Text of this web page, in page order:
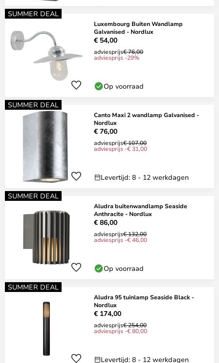
SUMMER DEAL
Luxembourg Buiten Wandlamp
Galvanised - Nordlux
€ 54,00
adviesprijs€ 76,00
adviesprijs -29%
Op voorraad
SUMMER DEAL
Canto Maxi 2 wandlamp Galvanised -
Nordlux
€ 76,00
adviesprijs€ 107,00
adviesprijs -€ 31,00
Levertijd: 8 - 12 werkdagen
SUMMER DEAL
Aludra buitenwandlamp Seaside
Anthracite - Nordlux
€ 86,00
adviesprijs€ 132,00
adviesprijs -€ 46,00
Op voorraad
SUMMER DEAL
Aludra 95 tuinlamp Seaside Black -
Nordlux
€ 174,00
adviesprijs€ 254,00
adviesprijs -€ 80,00
Levertijd: 8 - 12 werkdagen